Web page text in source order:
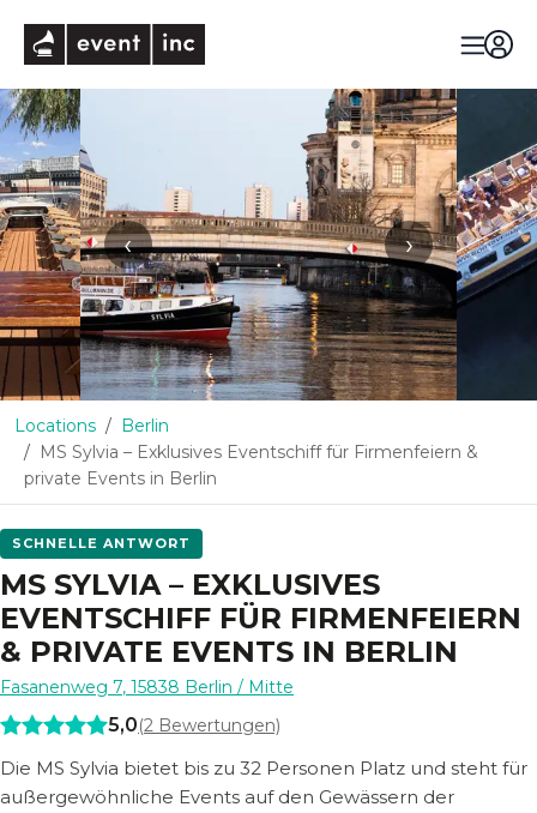
‹ ›
Locations
Berlin
MS Sylvia – Exklusives Eventschiff für Firmenfeiern &
private Events in Berlin
SCHNELLE ANTWORT
MS SYLVIA – EXKLUSIVES
EVENTSCHIFF FÜR FIRMENFEIERN
& PRIVATE EVENTS IN BERLIN
Fasanenweg 7, 15838 Berlin / Mitte
5,0(2 Bewertungen)
Die MS Sylvia bietet bis zu 32 Personen Platz und steht für
außergewöhnliche Events auf den Gewässern der